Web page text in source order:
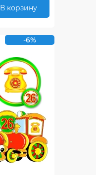
В корзину
-6%